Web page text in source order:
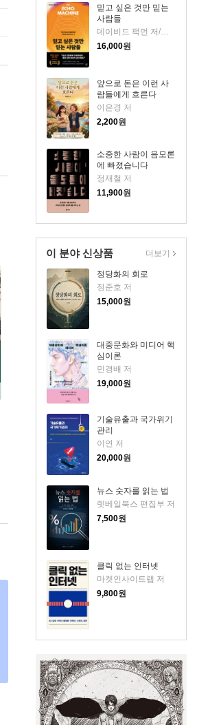
믿고 싶은 것만 믿는
사람들
데이비드 팩먼 저/김내훈 역
16,000원
앞으로 돈은 이런 사
람들에게 흐른다
이은경 저
2,200원
소중한 사람이 음모론
에 빠졌습니다
정재철 저
11,900원
이 분야 신상품
정당화의 회로
정준호 저
15,000원
대중문화와 미디어 핵
심이론
민경배 저
19,000원
기술유출과 국가위기
관리
이연 저
20,000원
뉴스 숫자를 읽는 법
렛베일북스 편집부 저
7,500원
클릭 없는 인터넷
마켓인사이트랩 저
9,800원
더보기
현대지성